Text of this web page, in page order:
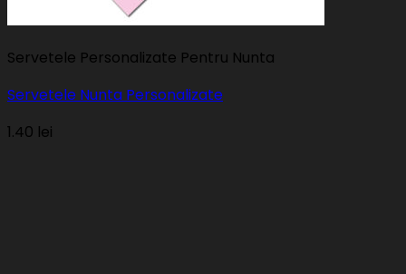
Servetele Personalizate Pentru Nunta
Servetele Nunta Personalizate
1.40 lei